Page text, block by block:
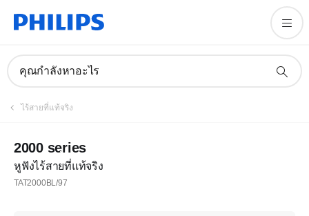
คุณกำลังหาอะไร
ไร้สายที่แท้จริง
2000 series
หูฟังไร้สายที่แท้จริง
TAT2000BL/97